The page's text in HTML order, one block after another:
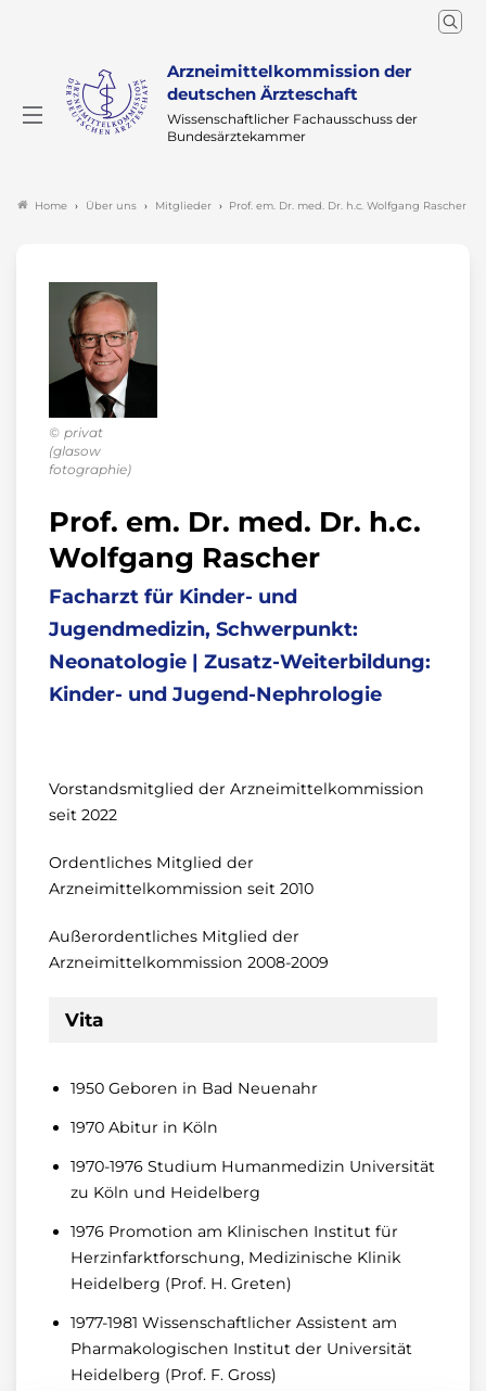
Arzneimittelkommission der
deutschen Ärzteschaft
Wissenschaftlicher Fachausschuss der
Bundesärztekammer
Home Über uns Mitglieder Prof. em. Dr. med. Dr. h.c. Wolfgang Rascher
Prof. em. Dr. med. Dr. h.c.
Wolfgang Rascher
Facharzt für Kinder- und
Jugendmedizin, Schwerpunkt:
Neonatologie | Zusatz-Weiterbildung:
Kinder- und Jugend-Nephrologie
Vorstandsmitglied der Arzneimittelkommission
seit 2022
Ordentliches Mitglied der
Arzneimittelkommission seit 2010
Außerordentliches Mitglied der
Arzneimittelkommission 2008-2009
Vita
1950 Geboren in Bad Neuenahr
1970 Abitur in Köln
1970-1976 Studium Humanmedizin Universität
zu Köln und Heidelberg
1976 Promotion am Klinischen Institut für
Herzinfarktforschung, Medizinische Klinik
Heidelberg (Prof. H. Greten)
1977-1981 Wissenschaftlicher Assistent am
Pharmakologischen Institut der Universität
Heidelberg (Prof. F. Gross)
privat
(glasow
fotographie)